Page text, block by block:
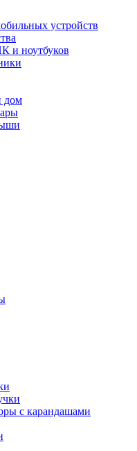
устройств
и ноутбуков
дом
с карандашами